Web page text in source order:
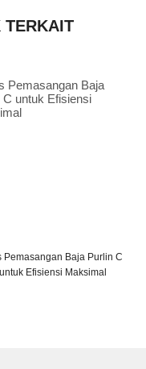
TERKAIT
Pemasangan Baja Purlin C
untuk Efisiensi Maksimal